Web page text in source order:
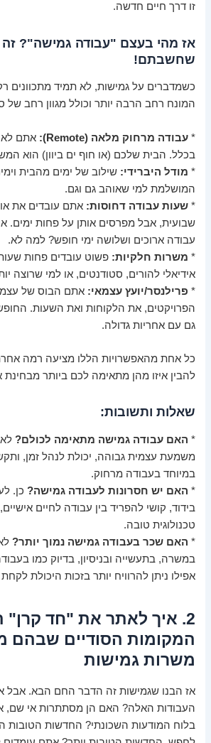
זו דרך חיים חדשה.
אז מהי בעצם "עבודה גמישה"?
שחשבתם!
כשמדברים על גמישות, לא תמיד מתכוונים
המונח רחב הרבה יותר וכולל מגוון רחב של
*עבודה מרחוק מלאה (Remote):
אתם לא
בכלל. הבית שלכם (או חוף ים ביוון) הוא
* מודל היברידי: שילוב של ימים מהבית
המושלמת למי שאוהב גם וגם.
*שעות עבודה דחוסות: אתם עובדים את
שבועית, אבל מפרסים אותן על פחות ימים.
עבודה ארוכים ושלושה ימי חופש? למה לא.
* משרות חלקיות: פשוט עובדים פחות
אידיאלי להורים, סטודנטים, או למי שרוצה
* פרילנסר/יועץ עצמאי: אתם הבוס של
הפרויקטים, את הלקוחות ואת השעות.
גם עם אחריות גדולה.
כל אחת מהאפשרויות הללו מציעה רמה
להבין איזו מהן מתאימה לכם ביותר מבחינת
שאלות ותשובות:
* האם עבודה גמישה מתאימה לכולם?
משמעת עצמית גבוהה, יכולת לנהל זמן,
במיוחד בעבודה מרחוק.
* האם יש חסרונות לעבודה גמישה? כן.
בידוד, קושי להפריד בין עבודה לחיים
טכנולוגית טובה.
* האם שכר בעבודה גמישה נמוך יותר?
במשרה, בתעשייה ובניסיון, בדיוק כמו
אפילו ניתן להרוויח יותר בזכות היכולת
2. איך לאתר את "חד קרן"
המקומות הסודיים שבהם
משרות גמישות
אז הבנו שגמישות זה הדבר החם הבא. אבל
העבודות האלה? האם הן מסתתרות אי שם,
בלוח המודעות השכונתי? החדשות הטובות